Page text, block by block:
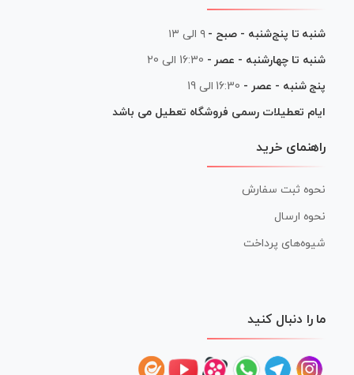
شنبه تا پنج‌شنبه - صبح - ۹ الی ۱۳
شنبه تا چهارشنبه - عصر - 16:30 الی 20
پنج شنبه - عصر - 16:30 الی 19
ایام تعطیلات رسمی فروشگاه تعطیل می باشد
راهنمای خرید
نحوه ثبت سفارش
نحوه ارسال
شیوه‌های پرداخت
ما را دنبال کنید